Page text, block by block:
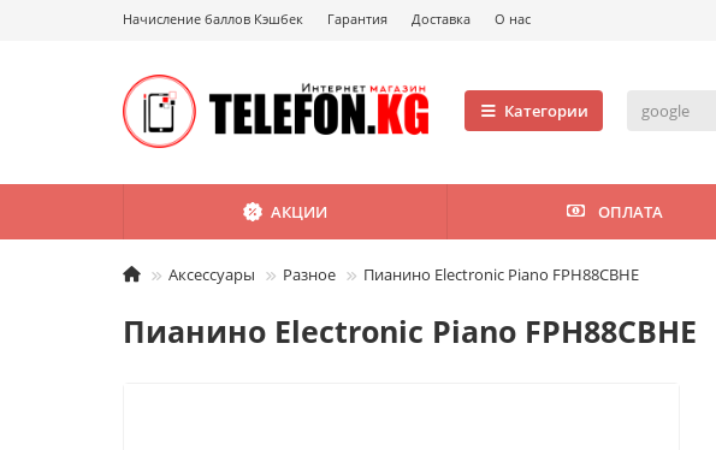
Начисление баллов Кэшбек Гарантия Доставка О нас
Категории
АКЦИИ ОПЛАТА
Аксессуары Разное Пианино Electronic Piano FPH88CBHE
Пианино Electronic Piano FPH88CBHE